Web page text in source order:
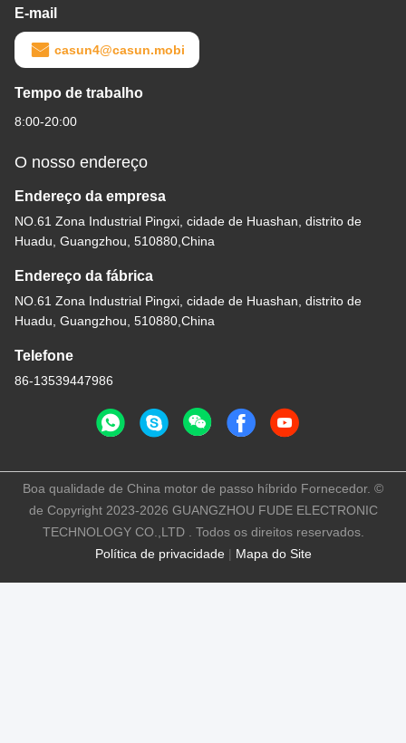
E-mail
casun4@casun.mobi
Tempo de trabalho
8:00-20:00
O nosso endereço
Endereço da empresa
NO.61 Zona Industrial Pingxi, cidade de Huashan, distrito de
Huadu, Guangzhou, 510880,China
Endereço da fábrica
NO.61 Zona Industrial Pingxi, cidade de Huashan, distrito de
Huadu, Guangzhou, 510880,China
Telefone
86-13539447986
Política de privacidade| Mapa do Site
Boa qualidade de China motor de passo híbrido Fornecedor. ©
de Copyright 2023-2026 GUANGZHOU FUDE ELECTRONIC
TECHNOLOGY CO.,LTD . Todos os direitos reservados.